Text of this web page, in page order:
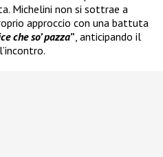
Michelini non si sottrae a
approccio con una battuta
che so’ pazza”, anticipando il